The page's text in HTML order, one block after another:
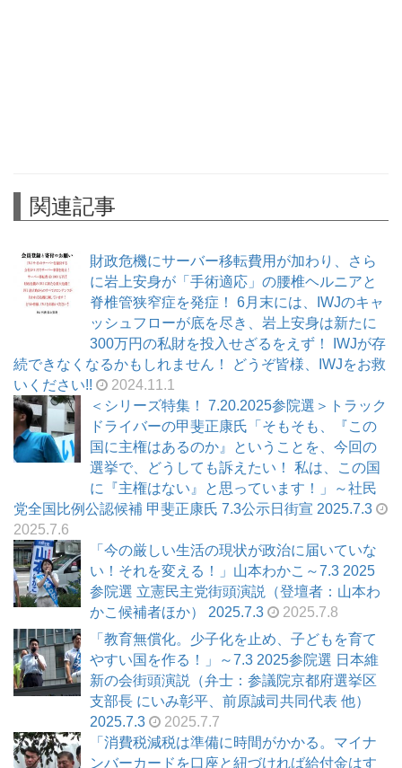
関連記事
財政危機にサーバー移転費用が加わり、さら
に岩上安身が「手術適応」の腰椎ヘルニアと
脊椎管狭窄症を発症！ 6月末には、IWJのキャ
ッシュフローが底を尽き、岩上安身は新たに
300万円の私財を投入せざるをえず！ IWJが存
続できなくなるかもしれません！ どうぞ皆様、IWJをお救
いください!!
2024.11.1
＜シリーズ特集！ 7.20.2025参院選＞トラック
ドライバーの甲斐正康氏「そもそも、『この
国に主権はあるのか』ということを、今回の
選挙で、どうしても訴えたい！ 私は、この国
に『主権はない』と思っています！」～社民
党全国比例公認候補 甲斐正康氏 7.3公示日街宣 2025.7.3
2025.7.6
「今の厳しい生活の現状が政治に届いていな
い！それを変える！」山本わかこ～7.3 2025
参院選 立憲民主党街頭演説（登壇者：山本わ
かこ候補者ほか） 2025.7.3
2025.7.8
「教育無償化。少子化を止め、子どもを育て
やすい国を作る！」～7.3 2025参院選 日本維
新の会街頭演説（弁士：参議院京都府選挙区
支部長 にいみ彰平、前原誠司共同代表 他）
2025.7.3
2025.7.7
「消費税減税は準備に時間がかかる。マイナ
ンバーカードを口座と紐づければ給付金はす